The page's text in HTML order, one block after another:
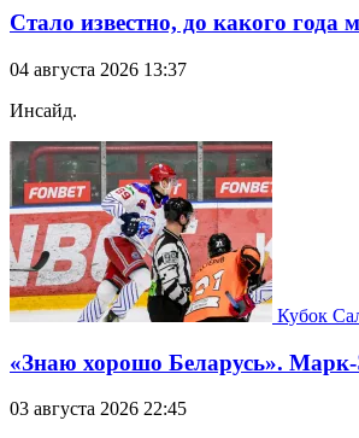
Стало известно, до какого
04 августа 2026 13:37
Инсайд.
Кубок
«Знаю хорошо Беларусь».
03 августа 2026 22:45